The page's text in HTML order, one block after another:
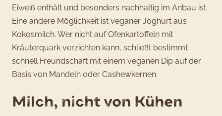
Eiweiß enthält und besonders nachhaltig im Anbau ist.
Eine andere Möglichkeit ist veganer Joghurt aus
Kokosmilch. Wer nicht auf Ofenkartoffeln mit
Kräuterquark verzichten kann, schließt bestimmt
schnell Freundschaft mit einem veganen Dip auf der
Basis von Mandeln oder Cashewkernen.
Milch, nicht von Kühen